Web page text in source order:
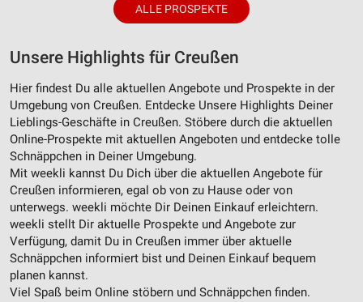
ALLE PROSPEKTE
Unsere Highlights für Creußen
Hier findest Du alle aktuellen Angebote und Prospekte in der
Umgebung von Creußen. Entdecke Unsere Highlights Deiner
Lieblings-Geschäfte in Creußen. Stöbere durch die aktuellen
Online-Prospekte mit aktuellen Angeboten und entdecke tolle
Schnäppchen in Deiner Umgebung.
Mit weekli kannst Du Dich über die aktuellen Angebote für
Creußen informieren, egal ob von zu Hause oder von
unterwegs. weekli möchte Dir Deinen Einkauf erleichtern.
weekli stellt Dir aktuelle Prospekte und Angebote zur
Verfügung, damit Du in Creußen immer über aktuelle
Schnäppchen informiert bist und Deinen Einkauf bequem
planen kannst.
Viel Spaß beim Online stöbern und Schnäppchen finden.